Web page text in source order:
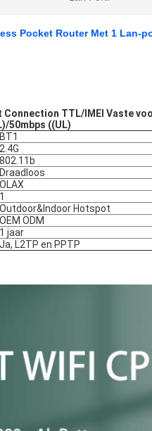
Pocket Router Met 1 Lan-
Connection TTL/IMEI Vaste
50mbps ((UL)
BT1
2.4G
802.11b
Draadloos
OLAX
1
Outdoor&Indoor Hotspot
OEM ODM
1 jaar
Ja, L2TP en PPTP